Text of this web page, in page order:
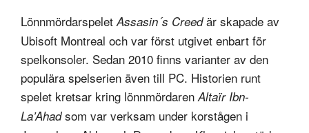
Lönnmördarspelet Assasin´s Creedär skapade av
Ubisoft Montreal och var först utgivet enbart för
spelkonsoler. Sedan 2010 finns varianter av den
populära spelserien även till PC. Historien runt
spelet kretsar kring lönnmördaren Altaïr Ibn-
La’Ahadsom var verksam under korstågen i